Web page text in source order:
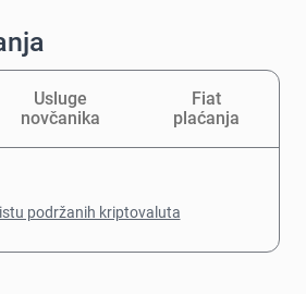
Usluge
novčanika
Fiat
plaćanja
podržanih kriptovaluta